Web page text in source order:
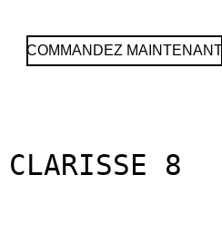
COMMANDEZ MAINTENANT
CLARISSE 8